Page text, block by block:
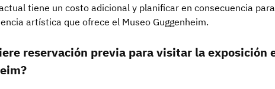
tiene un costo adicional y planificar en consecuencia
artística que ofrece el Museo Guggenheim.
reservación previa para visitar la exposición